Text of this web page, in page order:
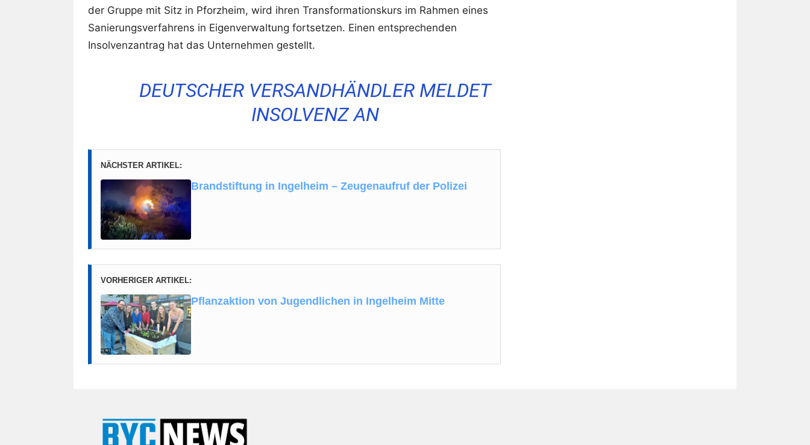
der Gruppe mit Sitz in Pforzheim, wird ihren Transformationskurs im Rahmen eines
Sanierungsverfahrens in Eigenverwaltung fortsetzen. Einen entsprechenden
Insolvenzantrag hat das Unternehmen gestellt.
DEUTSCHER VERSANDHÄNDLER MELDET
INSOLVENZ AN
NÄCHSTER ARTIKEL:
Brandstiftung in Ingelheim – Zeugenaufruf der Polizei
VORHERIGER ARTIKEL:
Pflanzaktion von Jugendlichen in Ingelheim Mitte